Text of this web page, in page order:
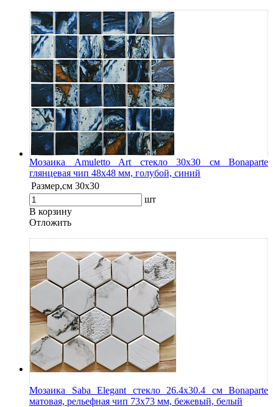
Мозаика Amuletto Art стекло 30х30 см Bonaparte
глянцевая чип 48х48 мм, голубой, синий
Размер,см 30х30
шт
В корзину
Oтложить
Мозаика Saba Elegant стекло 26.4х30.4 см Bonaparte
матовая, рельефная чип 73х73 мм, бежевый, белый